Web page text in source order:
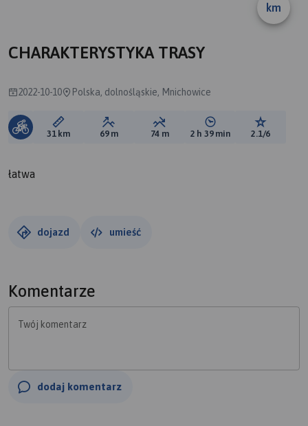
km
CHARAKTERYSTYKA TRASY
2022-10-10 Polska, dolnośląskie, Mnichowice
Długość trasy:
31 km Suma przewyższeń:
69 m Suma spadków:
74 m Średni czas potrzebny
2 h 39 min Ocena
2.1/6
łatwa
dojazd umieść
Komentarze
Twój komentarz
dodaj komentarz